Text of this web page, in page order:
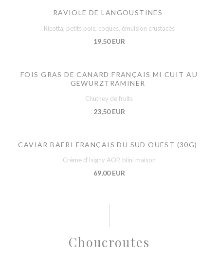
RAVIOLE DE LANGOUSTINES
Ricotta, petits pois, coques, émulsion crustacés
19,50 EUR
FOIS GRAS DE CANARD FRANÇAIS MI CUIT AU
GEWURZTRAMINER
Chutney de fruits
23,50 EUR
CAVIAR BAERI FRANÇAIS DU SUD OUEST (30G)
Crème d'Isigny AOP, blini maison
69,00 EUR
Choucroutes